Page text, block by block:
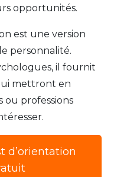
opportunités.
est une version
personnalité.
il fournit
mettront en
ou professions
d’orientation